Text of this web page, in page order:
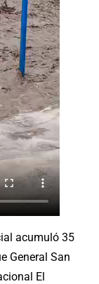
acumuló 35
General San
El